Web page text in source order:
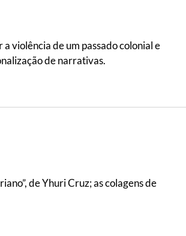
violência de um passado colonial e
de narrativas.
de Yhuri Cruz; as colagens de